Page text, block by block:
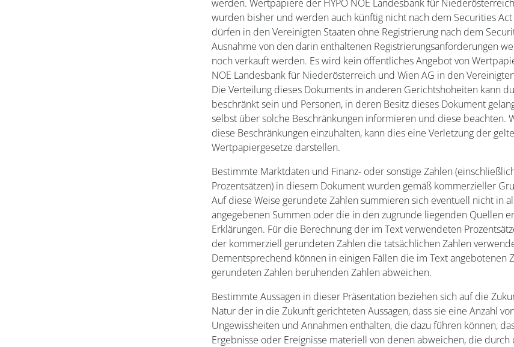
werden. Wertpapiere der HYPO NOE Landesbank für
wurden bisher und werden auch künftig nicht nach dem Securities
dürfen in den Vereinigten Staaten ohne Registrierung nach dem
Ausnahme von den darin enthaltenen Registrierungsanforderungen
noch verkauft werden. Es wird kein öffentliches Angebot von
NOE Landesbank für Niederösterreich und Wien AG in den
Die Verteilung dieses Dokuments in anderen Gerichtshoheiten kann
beschränkt sein und Personen, in deren Besitz dieses Dokument
selbst über solche Beschränkungen informieren und diese beachten.
diese Beschränkungen einzuhalten, kann dies eine Verletzung der
Wertpapiergesetze darstellen.
Bestimmte Marktdaten und Finanz- oder sonstige Zahlen
Prozentsätzen) in diesem Dokument wurden gemäß kommerzieller
Auf diese Weise gerundete Zahlen summieren sich eventuell nicht in
angegebenen Summen oder die in den zugrunde liegenden Quellen
Erklärungen. Für die Berechnung der im Text verwendeten
der kommerziell gerundeten Zahlen die tatsächlichen Zahlen
Dementsprechend können in einigen Fällen die im Text angebotenen
gerundeten Zahlen beruhenden Zahlen abweichen.
Bestimmte Aussagen in dieser Präsentation beziehen sich auf die
Natur der in die Zukunft gerichteten Aussagen, dass sie eine Anzahl
Ungewissheiten und Annahmen enthalten, die dazu führen können,
Ergebnisse oder Ereignisse materiell von denen abweichen, die